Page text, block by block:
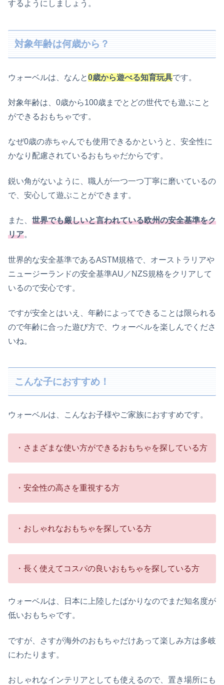
するようにしましょう。
対象年齢は何歳から？
ウォーベルは、なんと0歳から遊べる知育玩具です。
対象年齢は、0歳から100歳までとどの世代でも遊ぶこと
ができるおもちゃです。
なぜ0歳の赤ちゃんでも使用できるかというと、安全性に
かなり配慮されているおもちゃだからです。
鋭い角がないように、職人が一つ一つ丁寧に磨いているの
で、安心して遊ぶことができます。
また、 世界でも厳しいと言われている欧州の安全基準をク
リア。
世界的な安全基準であるASTM規格で、オーストラリアや
ニュージーランドの安全基準AU／NZS規格をクリアして
いるので安心です。
ですが安全とはいえ、年齢によってできることは限られる
ので年齢に合った遊び方で、ウォーベルを楽しんでくださ
いね。
こんな子におすすめ！
ウォーベルは、こんなお子様やご家族におすすめです。
・さまざまな使い方ができるおもちゃを探している方
・安全性の高さを重視する方
・おしゃれなおもちゃを探している方
・長く使えてコスパの良いおもちゃを探している方
ウォーベルは、日本に上陸したばかりなのでまだ知名度が
低いおもちゃです。
ですが、さすが海外のおもちゃだけあって楽しみ方は多岐
にわたります。
おしゃれなインテリアとしても使えるので、置き場所にも